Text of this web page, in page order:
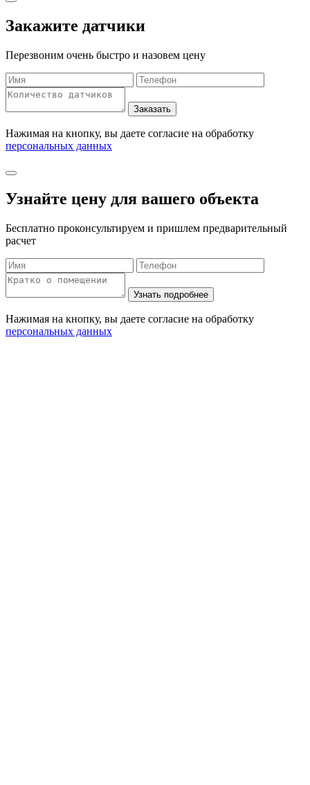
Закажите датчики
Перезвоним очень быстро и назовем цену
Нажимая на кнопку, вы даете согласие на обработку
персональных данных
Узнайте цену для вашего объекта
Бесплатно проконсультируем и пришлем предварительный
расчет
Нажимая на кнопку, вы даете согласие на обработку
персональных данных